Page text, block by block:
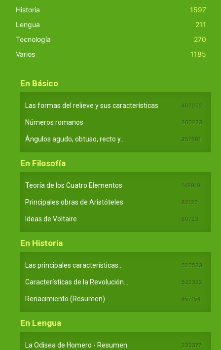
Historia
1597
Lengua
211
Tecnología
270
Varios
1185
En Básico
Las formas del relieve y sus características 402252
Números romanos 260233
Ángulos agudo, obtuso, recto y... 257661
En Filosofía
Teoría de los Cuatro Elementos 149910
Principales obras de Aristóteles 82125
Ideas de Voltaire 80723
En Historia
Las principales características... 525533
Características de la Revolución... 522322
Renacimiento (Resumen) 457154
En Lengua
La Odisea de Homero - Resumen 233377